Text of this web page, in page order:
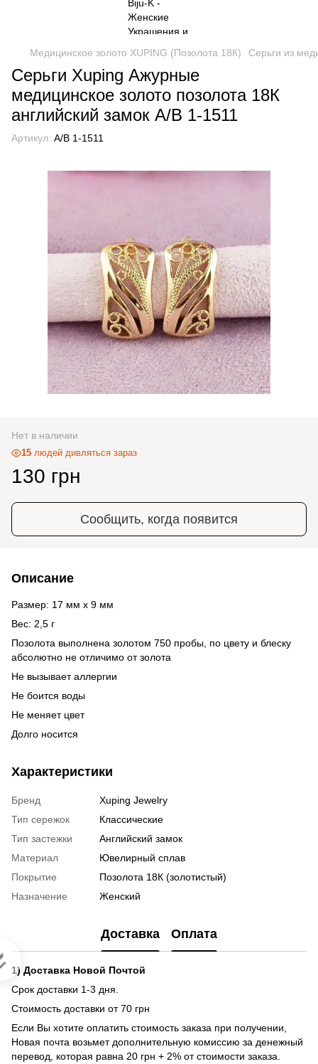
Медицинское золото XUPING (Позолота 18К) Серьги из
Серьги Xuping Ажурные
медицинское золото позолота 18К
английский замок А/В 1-1511
Артикул: А/В 1-1511
Нет в наличии
15 людей дивляться зараз
130 грн
Сообщить, когда появится
Описание
Размер: 17 мм х 9 мм
Вес: 2,5 г
Позолота выполнена золотом 750 пробы, по цвету и блеску
абсолютно не отличимо от золота
Не вызывает аллергии
Не боится воды
Не меняет цвет
Долго носится
Характеристики
Бренд
Xuping Jewelry
Тип сережок
Классические
Тип застежки
Английский замок
Материал
Ювелирный сплав
Покрытие
Позолота 18К (золотистый)
Назначение
Женский
Доставка Оплата
1) Доставка Новой Почтой
Срок доставки 1-3 дня.
Стоимость доставки от 70 грн
Если Вы хотите оплатить стоимость заказа при получении,
Новая почта возьмет дополнительную комиссию за денежный
перевод, которая равна 20 грн + 2% от стоимости заказа.